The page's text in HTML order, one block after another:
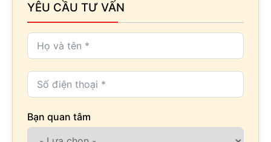
YÊU CẦU TƯ VẤN
Bạn quan tâm